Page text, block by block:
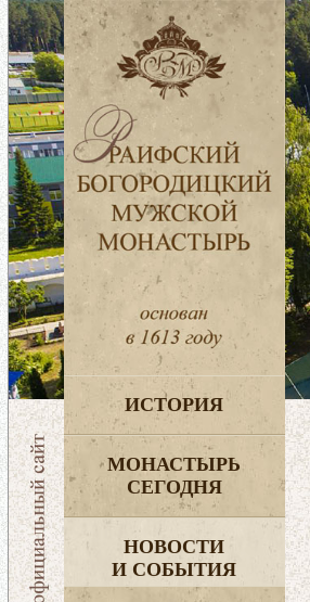
ИСТОРИЯ
МОНАСТЫРЬ
СЕГОДНЯ
НОВОСТИ
И СОБЫТИЯ